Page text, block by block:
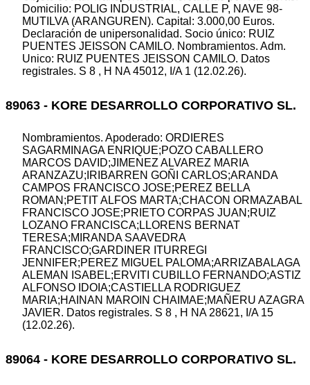
Domicilio: POLIG INDUSTRIAL, CALLE P, NAVE 98-
MUTILVA (ARANGUREN). Capital: 3.000,00 Euros.
Declaración de unipersonalidad. Socio único: RUIZ
PUENTES JEISSON CAMILO. Nombramientos. Adm.
Unico: RUIZ PUENTES JEISSON CAMILO. Datos
registrales. S 8 , H NA 45012, I/A 1 (12.02.26).
89063 - KORE DESARROLLO CORPORATIVO SL.
Nombramientos. Apoderado: ORDIERES
SAGARMINAGA ENRIQUE;POZO CABALLERO
MARCOS DAVID;JIMENEZ ALVAREZ MARIA
ARANZAZU;IRIBARREN GOÑI CARLOS;ARANDA
CAMPOS FRANCISCO JOSE;PEREZ BELLA
ROMAN;PETIT ALFOS MARTA;CHACON ORMAZABAL
FRANCISCO JOSE;PRIETO CORPAS JUAN;RUIZ
LOZANO FRANCISCA;LLORENS BERNAT
TERESA;MIRANDA SAAVEDRA
FRANCISCO;GARDINER ITURREGI
JENNIFER;PEREZ MIGUEL PALOMA;ARRIZABALAGA
ALEMAN ISABEL;ERVITI CUBILLO FERNANDO;ASTIZ
ALFONSO IDOIA;CASTIELLA RODRIGUEZ
MARIA;HAINAN MAROIN CHAIMAE;MAÑERU AZAGRA
JAVIER. Datos registrales. S 8 , H NA 28621, I/A 15
(12.02.26).
89064 - KORE DESARROLLO CORPORATIVO SL.